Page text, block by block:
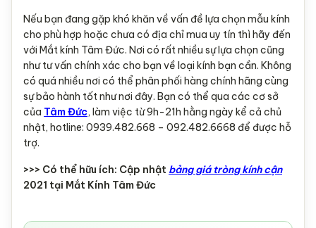
Nếu bạn đang gặp khó khăn về vấn đề lựa chọn mẫu kính
cho phù hợp hoặc chưa có địa chỉ mua uy tín thì hãy đến
với Mắt kính Tâm Đức. Nơi có rất nhiều sự lựa chọn cũng
như tư vấn chính xác cho bạn về loại kính bạn cần. Không
có quá nhiều nơi có thể phân phối hàng chính hãng cùng
sự bảo hành tốt như nơi đây. Bạn có thể qua các cơ sở
của Tâm Đức, làm việc từ 9h-21h hằng ngày kể cả chủ
nhật, hotline: 0939.482.668 – 092.482.6668 để được hỗ
trợ.
>>> Có thể hữu ích: Cập nhật bảng giá tròng kính cận
2021 tại Mắt Kính Tâm Đức